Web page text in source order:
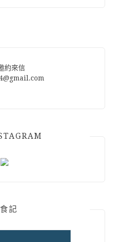
約來信
記